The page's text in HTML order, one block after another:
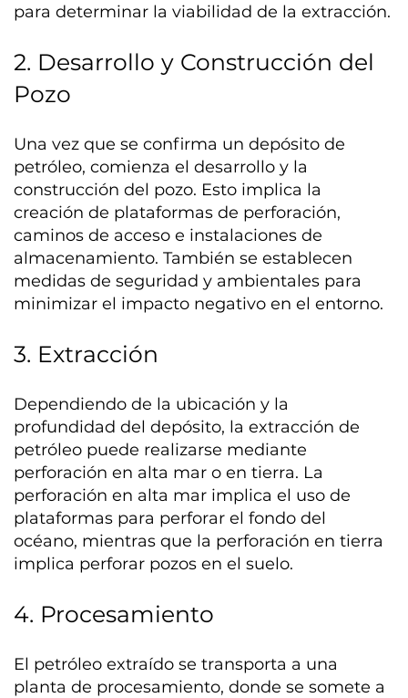
para determinar la viabilidad de la extracción.
2. Desarrollo y Construcción del
Pozo
Una vez que se confirma un depósito de
petróleo, comienza el desarrollo y la
construcción del pozo. Esto implica la
creación de plataformas de perforación,
caminos de acceso e instalaciones de
almacenamiento. También se establecen
medidas de seguridad y ambientales para
minimizar el impacto negativo en el entorno.
3. Extracción
Dependiendo de la ubicación y la
profundidad del depósito, la extracción de
petróleo puede realizarse mediante
perforación en alta mar o en tierra. La
perforación en alta mar implica el uso de
plataformas para perforar el fondo del
océano, mientras que la perforación en tierra
implica perforar pozos en el suelo.
4. Procesamiento
El petróleo extraído se transporta a una
planta de procesamiento, donde se somete a